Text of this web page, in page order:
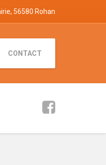
56580 Rohan
CONTACT